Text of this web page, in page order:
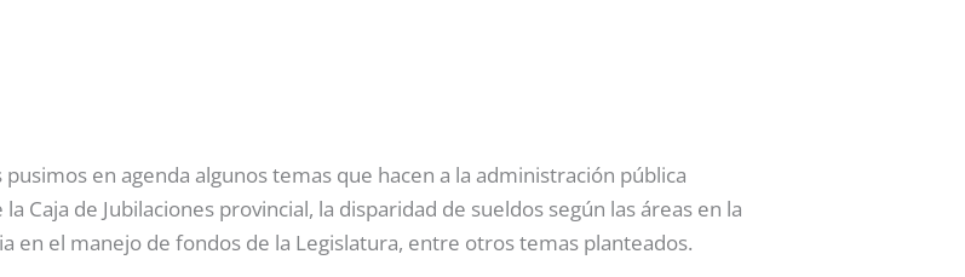
en agenda algunos temas que hacen a la administración pública
Caja de Jubilaciones provincial, la disparidad de sueldos según las áreas en la
en el manejo de fondos de la Legislatura, entre otros temas planteados.